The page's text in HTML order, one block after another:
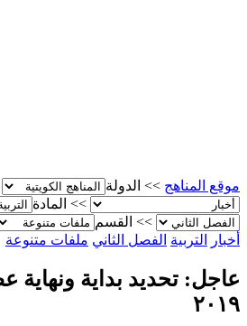
موقع المناهج >> الدولة
>>
المادة
>>
القسم
أخبار
التربية الفصل الثاني ملفات متنوعة
عاجل: تحديد بداية ونهاية
٢٠١٩